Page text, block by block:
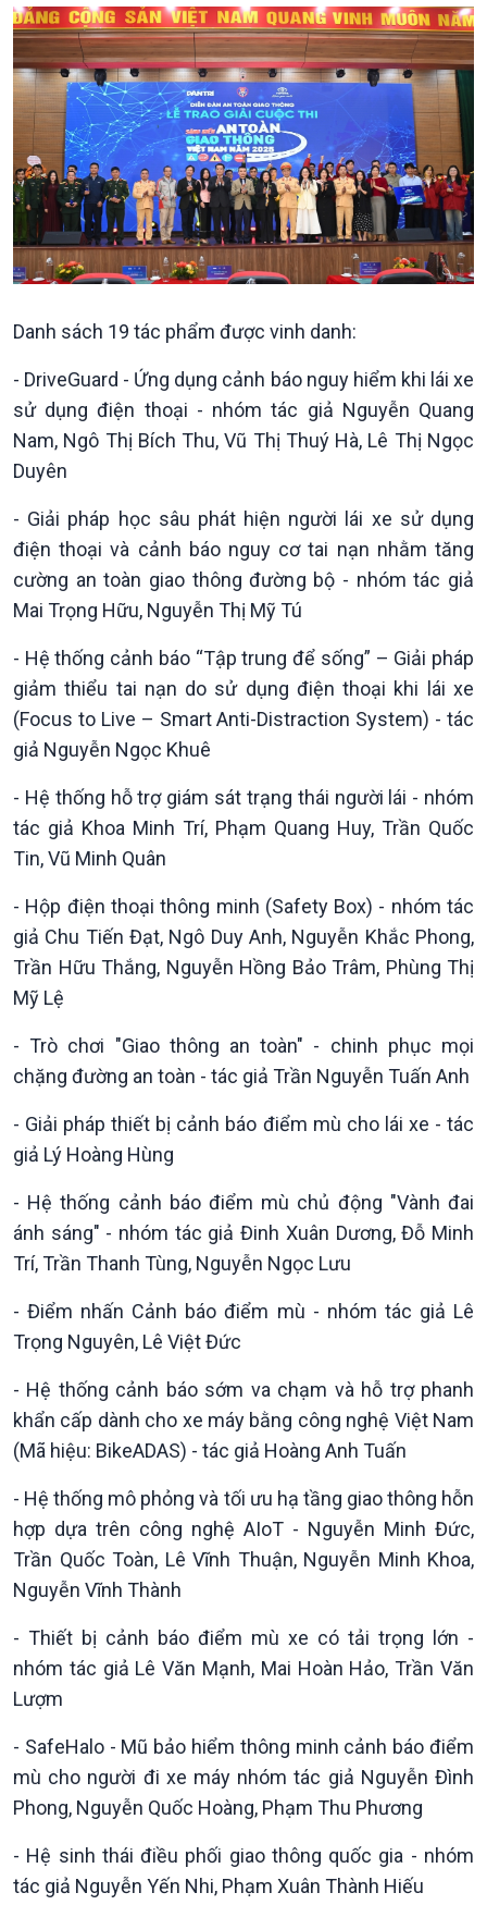
Văn hoá & Du lịch
Tin Văn hoá & Du lịch
Chát với người nổi tiếng
Câu chuyện Thể thao
Multimedia
Ảnh
Video
Infographic
E-Magazine
Podcast
Góc nhìn VOV1
10 phút Sự kiện - Luận bàn
Đối thoại
Diễn đàn chủ nhật
Chuyện đêm
Danh sách 19 tác phẩm được vinh danh:
- DriveGuard - Ứng dụng cảnh báo nguy hiểm khi lái xe
sử dụng điện thoại - nhóm tác giả Nguyễn Quang
Nam, Ngô Thị Bích Thu, Vũ Thị Thuý Hà, Lê Thị Ngọc
Duyên
- Giải pháp học sâu phát hiện người lái xe sử dụng
điện thoại và cảnh báo nguy cơ tai nạn nhằm tăng
cường an toàn giao thông đường bộ - nhóm tác giả
Mai Trọng Hữu, Nguyễn Thị Mỹ Tú
- Hệ thống cảnh báo “Tập trung để sống” – Giải pháp
giảm thiểu tai nạn do sử dụng điện thoại khi lái xe
(Focus to Live – Smart Anti-Distraction System) - tác
giả Nguyễn Ngọc Khuê
- Hệ thống hỗ trợ giám sát trạng thái người lái - nhóm
tác giả Khoa Minh Trí, Phạm Quang Huy, Trần Quốc
Tin, Vũ Minh Quân
- Hộp điện thoại thông minh (Safety Box) - nhóm tác
giả Chu Tiến Đạt, Ngô Duy Anh, Nguyễn Khắc Phong,
Trần Hữu Thắng, Nguyễn Hồng Bảo Trâm, Phùng Thị
Mỹ Lệ
- Trò chơi "Giao thông an toàn" - chinh phục mọi
chặng đường an toàn - tác giả Trần Nguyễn Tuấn Anh
- Giải pháp thiết bị cảnh báo điểm mù cho lái xe - tác
giả Lý Hoàng Hùng
- Hệ thống cảnh báo điểm mù chủ động "Vành đai
ánh sáng" - nhóm tác giả Đinh Xuân Dương, Đỗ Minh
Trí, Trần Thanh Tùng, Nguyễn Ngọc Lưu
- Điểm nhấn Cảnh báo điểm mù - nhóm tác giả Lê
Trọng Nguyên, Lê Việt Đức
- Hệ thống cảnh báo sớm va chạm và hỗ trợ phanh
khẩn cấp dành cho xe máy bằng công nghệ Việt Nam
(Mã hiệu: BikeADAS) - tác giả Hoàng Anh Tuấn
- Hệ thống mô phỏng và tối ưu hạ tầng giao thông hỗn
hợp dựa trên công nghệ AIoT - Nguyễn Minh Đức,
Trần Quốc Toàn, Lê Vĩnh Thuận, Nguyễn Minh Khoa,
Nguyễn Vĩnh Thành
- Thiết bị cảnh báo điểm mù xe có tải trọng lớn -
nhóm tác giả Lê Văn Mạnh, Mai Hoàn Hảo, Trần Văn
Lượm
- SafeHalo - Mũ bảo hiểm thông minh cảnh báo điểm
mù cho người đi xe máy nhóm tác giả Nguyễn Đình
Phong, Nguyễn Quốc Hoàng, Phạm Thu Phương
- Hệ sinh thái điều phối giao thông quốc gia - nhóm
tác giả Nguyễn Yến Nhi, Phạm Xuân Thành Hiếu